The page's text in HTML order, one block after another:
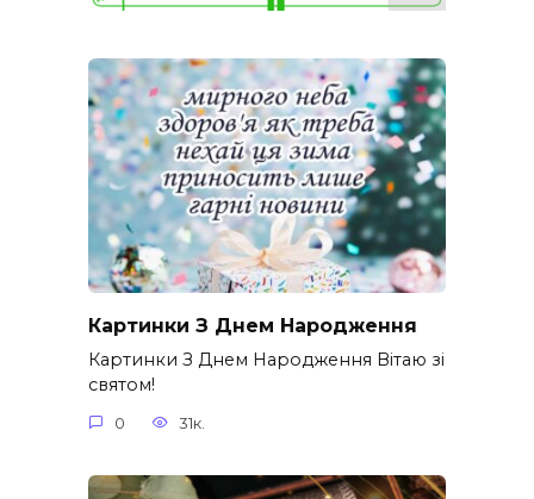
Картинки З Днем Народження
Картинки З Днем Народження Вітаю зі
святом!
0 31к.